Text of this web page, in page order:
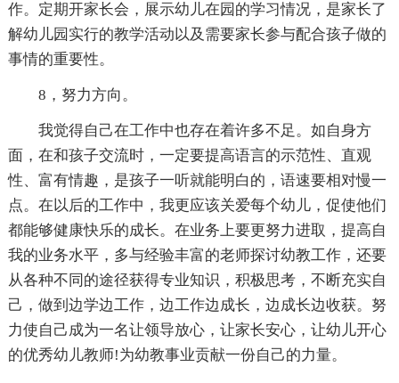
作。定期开家长会，展示幼儿在园的学习情况，是家长了
解幼儿园实行的教学活动以及需要家长参与配合孩子做的
事情的重要性。
8，努力方向。
我觉得自己在工作中也存在着许多不足。如自身方
面，在和孩子交流时，一定要提高语言的示范性、直观
性、富有情趣，是孩子一听就能明白的，语速要相对慢一
点。在以后的工作中，我更应该关爱每个幼儿，促使他们
都能够健康快乐的成长。在业务上要更努力进取，提高自
我的业务水平，多与经验丰富的老师探讨幼教工作，还要
从各种不同的途径获得专业知识，积极思考，不断充实自
己，做到边学边工作，边工作边成长，边成长边收获。努
力使自己成为一名让领导放心，让家长安心，让幼儿开心
的优秀幼儿教师!为幼教事业贡献一份自己的力量。